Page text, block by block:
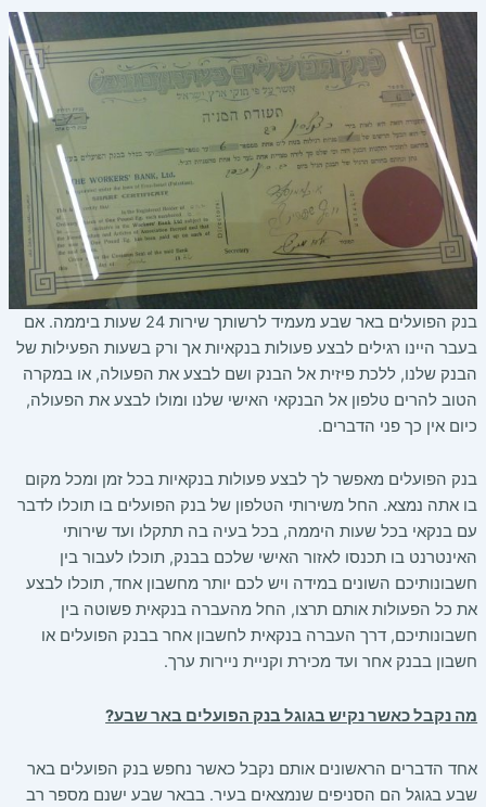
בנק הפועלים באר שבע מעמיד לרשותך שירות 24 שעות ביממה. אם
בעבר היינו רגילים לבצע פעולות בנקאיות אך ורק בשעות הפעילות של
הבנק שלנו, ללכת פיזית אל הבנק ושם לבצע את הפעולה, או במקרה
הטוב להרים טלפון אל הבנקאי האישי שלנו ומולו לבצע את הפעולה,
כיום אין כך פני הדברים.
בנק הפועלים מאפשר לך לבצע פעולות בנקאיות בכל זמן ומכל מקום
בו אתה נמצא. החל משירותי הטלפון של בנק הפועלים בו תוכלו לדבר
עם בנקאי בכל שעות היממה, בכל בעיה בה תתקלו ועד שירותי
האינטרנט בו תכנסו לאזור האישי שלכם בבנק, תוכלו לעבור בין
חשבונותיכם השונים במידה ויש לכם יותר מחשבון אחד, תוכלו לבצע
את כל הפעולות אותם תרצו, החל מהעברה בנקאית פשוטה בין
חשבונותיכם, דרך העברה בנקאית לחשבון אחר בבנק הפועלים או
חשבון בבנק אחר ועד מכירת וקניית ניירות ערך.
מה נקבל כאשר נקיש בגוגל בנק הפועלים באר שבע?
אחד הדברים הראשונים אותם נקבל כאשר נחפש בנק הפועלים באר
שבע בגוגל הם הסניפים שנמצאים בעיר. בבאר שבע ישנם מספר רב